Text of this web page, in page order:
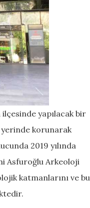
ilçesinde yapılacak bir
yerinde korunarak
2019 yılında
Asfuroğlu Arkeoloji
katmanlarını ve bu